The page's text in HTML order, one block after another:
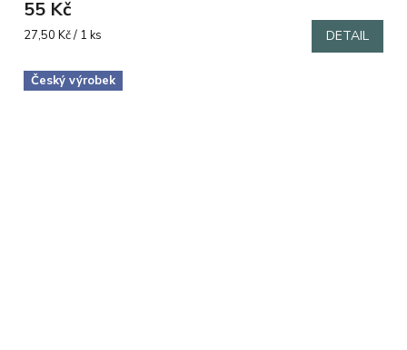
je
5,0
hvězdiček.
55 Kč
Měrná
27,50 Kč / 1 ks DETAIL
Český výrobek